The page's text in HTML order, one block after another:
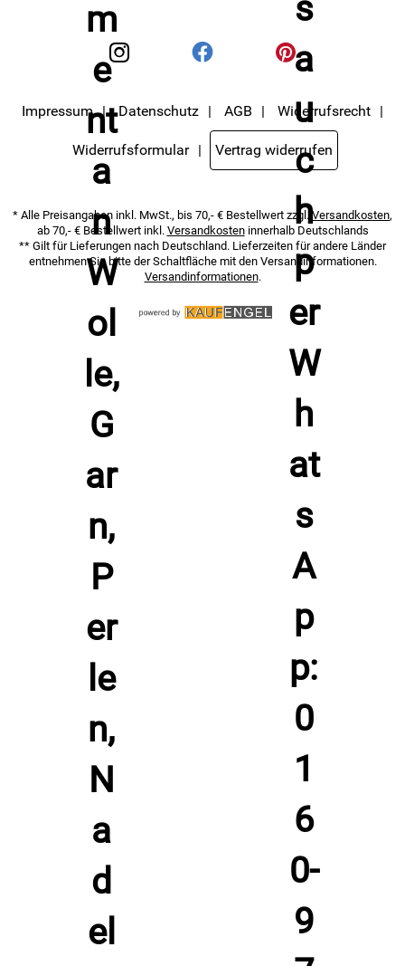
Datenschutzerklärung habe ich zur Kenntnis
genommen.
Impressum Datenschutz AGB Widerrufsrecht
Widerrufsformular Vertrag widerrufen
* Alle Preisangaben inkl. MwSt., bis 70,- € Bestellwert zzgl. Versandkosten,
ab 70,- € Bestellwert inkl. Versandkosteninnerhalb Deutschlands
** Gilt für Lieferungen nach Deutschland. Lieferzeiten für andere Länder
entnehmen Sie bitte der Schaltfläche mit den Versandinformationen.
Versandinformationen.